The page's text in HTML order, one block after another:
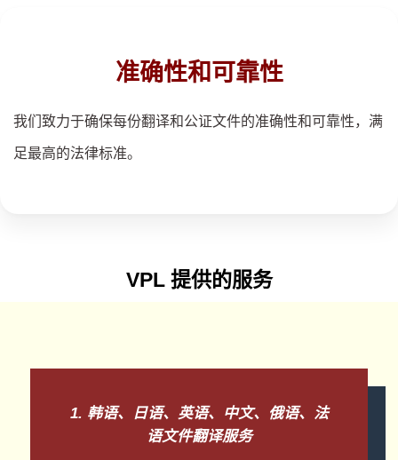
准确性和可靠性
我们致力于确保每份翻译和公证文件的准确性和可靠性，满
足最高的法律标准。
VPL 提供的服务
1. 韩语、日语、英语、中文、俄语、法
语文件翻译服务